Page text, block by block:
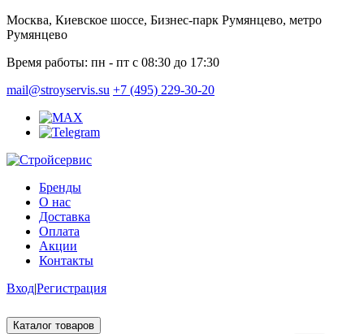
Москва, Киевское шоссе, Бизнес-парк Румянцево, метро
Румянцево
Время работы: пн - пт с 08:30 до 17:30
mail@stroyservis.su +7 (495) 229-30-20
Бренды
О нас
Доставка
Оплата
Акции
Контакты
Вход|Регистрация
Каталог товаров